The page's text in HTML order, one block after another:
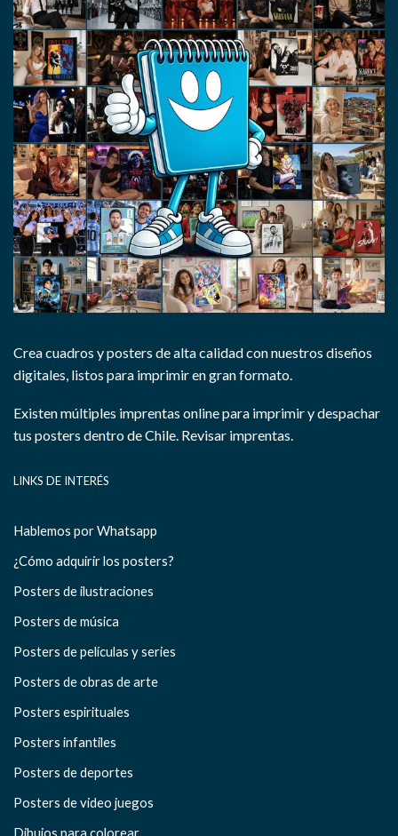
Crea cuadros y posters de alta calidad con nuestros diseños
digitales, listos para imprimir en gran formato.
Existen múltiples imprentas online para imprimir y despachar
tus posters dentro de Chile. Revisar imprentas.
LINKS DE INTERÉS
Hablemos por Whatsapp
¿Cómo adquirir los posters?
Posters de ilustraciones
Posters de música
Posters de películas y series
Posters de obras de arte
Posters espirituales
Posters infantiles
Posters de deportes
Posters de video juegos
Dibujos para colorear